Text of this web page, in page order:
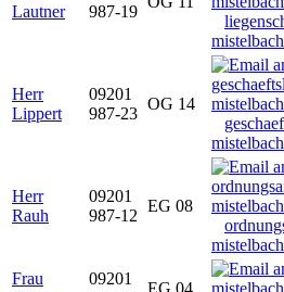
Lautner
987-19
Herr
Lippert
09201
987-23
OG 14
Herr
Rauh
09201
987-12
EG 08
Frau
09201
EG 04